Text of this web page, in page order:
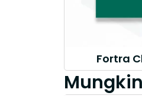
Fortra